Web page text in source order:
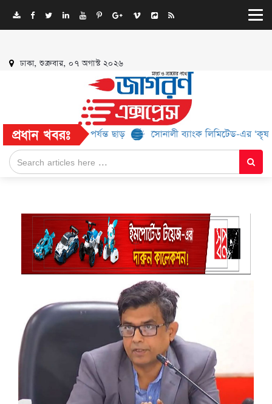
ঢাকা, শুক্রবার, ০৭ অগাস্ট ২০২৬
প্রধান খবরঃ
মিলবে ৫২% পর্যন্ত ছাড় সোনালী ব্যাংক লিমিটেড-এর ‘কৃষক কার্ড’